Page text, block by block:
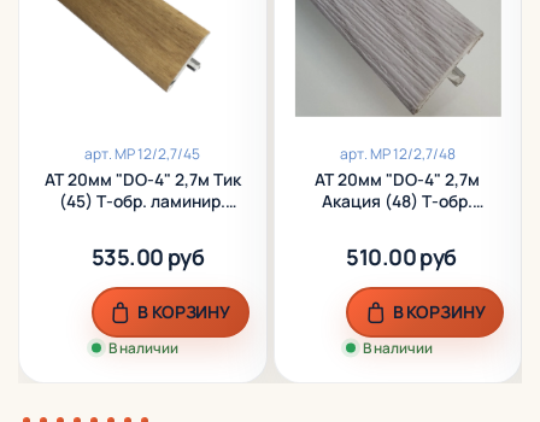
арт.МР 12/2,7/45
АТ 20мм "DO-4" 2,7м Тик
(45) Т-обр. ламинир.
535.00 руб
В наличии
В КОРЗИНУ
арт.МР 12/2,7/48
АТ 20мм "DO-4" 2,7м
Акация (48) Т-обр.
510.00 руб
В наличии
В КОРЗИНУ